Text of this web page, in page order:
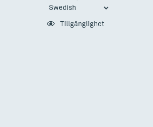
Tillgänglighet